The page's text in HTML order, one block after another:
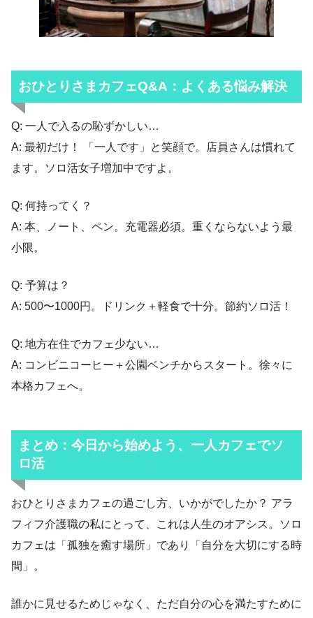
おひとりさまカフェQ&A：よくある悩み解決
Q: 一人で入るの恥ずかしい…
A: 最初だけ！ 「一人です」と笑顔で。店員さんは慣れて
ます。ソロ活女子増加中ですよ。
Q: 何持ってく？
A: 本、ノート、ペン。充電器必須。重くならないよう最
小限。
Q: 予算は？
A: 500〜1000円。ドリンク＋軽食で十分。節約ソロ活！
Q: 地方在住でカフェ少ない…
A: コンビニコーヒー＋公園ベンチからスタート。徐々に
本格カフェへ。
まとめ：今日から始めよう、一人カフェでソ
ロ活
おひとりさまカフェの過ごし方、いかがでしたか？ アラ
フィフ介護職の私にとって、これは人生のオアシス。ソロ
カフェは「孤独を癒す場所」であり「自分を大切にする時
間」。
誰かに見せるためじゃなく、ただ自分の心を満たすために